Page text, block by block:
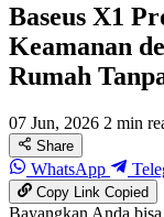
Baseus X1
Keamanan
Rumah
07 Jun, 2026 2 min
Share
WhatsApp
Copy LinkCopied